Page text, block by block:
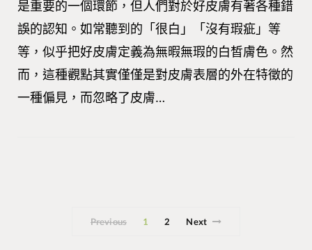
是重要的一個環節，但人們對於好皮膚有著各種錯
誤的認知。如常聽到的「很白」「沒有瑕疵」等
等，似乎把好皮膚定義為無暇無瑕的白皙膚色。然
而，這種觀點其實僅僅是對皮膚表層的外在特徵的
一種偏見，而忽略了皮膚…
Previous 1 2 Next